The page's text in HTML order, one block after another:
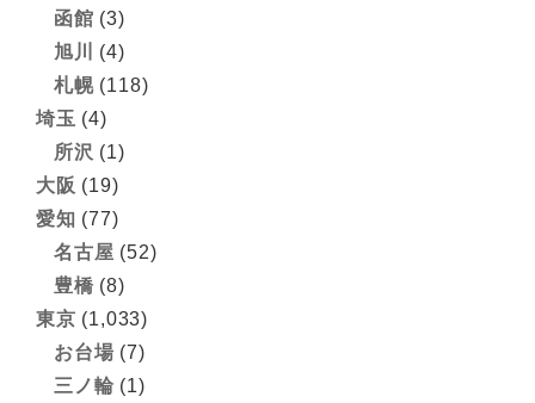
函館 (3)
旭川
(4)
札幌(118)
埼玉 (4)
所沢 (1)
大阪 (19)
愛知 (77)
名古屋 (52)
豊橋 (8)
東京 (1,033)
お台場 (7)
三ノ輪 (1)